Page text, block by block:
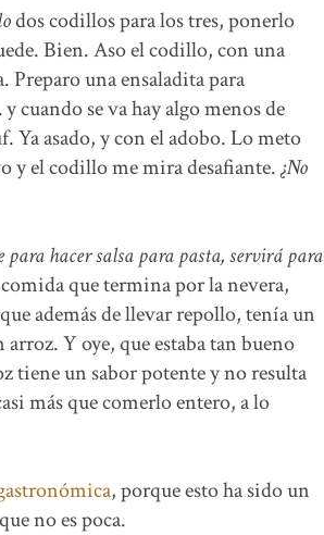
dos codillos para los tres, ponerlo
Bien. Aso el codillo, con una
Preparo una ensaladita para
se va hay algo menos de
asado, y con el adobo. Lo meto
y el codillo me mira desafiante.¿No
para hacer salsa para pasta, servirá para
que termina por la nevera,
además de llevar repollo, tenía un
Y oye, que estaba tan bueno
tiene un sabor potente y no resulta
más que comerlo entero, a lo
, porque esto ha sido un
no es poca.